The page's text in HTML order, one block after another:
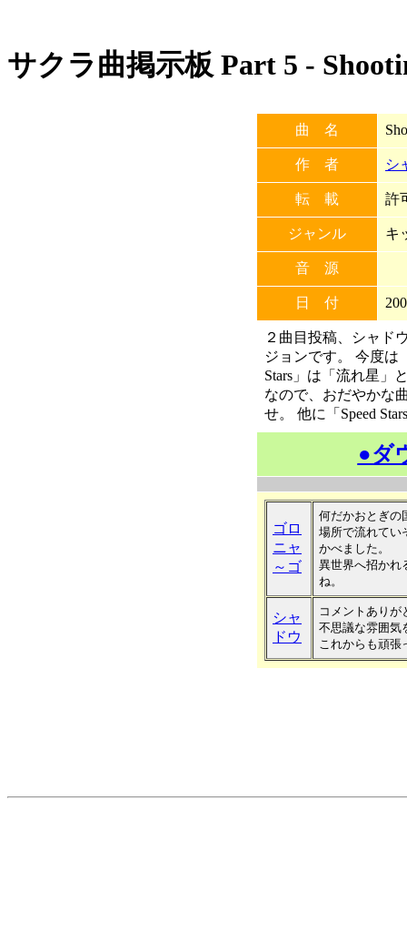
サクラ曲掲示板 Part 5 -
曲 名
作 者 シ
転 載 許
ジャンル キ
音 源
日 付
２曲目投稿、シャド
ジョンです。 今度は
Stars」は「流れ星」
なので、おだやかな
せ。 他に「Speed
●ダ
ゴロ
ニャ
～ゴ
何だかおとぎの
場所で流れてい
かべました。
異世界へ招かれ
ね。
シャ
ドウ
コメントありが
不思議な雰囲気
これからも頑張